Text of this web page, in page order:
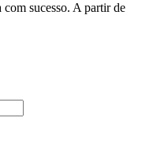
sucesso. A partir de